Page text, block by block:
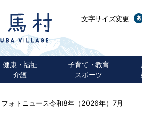
文字サイズ変更
健康・福祉
介護
子育て・教育
スポーツ
フォトニュース令和8年（2026年）7月